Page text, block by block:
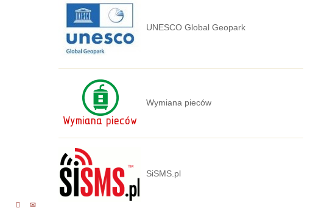
UNESCO Global Geopark
Wymiana pieców
SiSMS.pl